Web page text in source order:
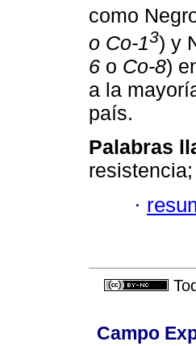
como
o Co-13) y
6 o Co-8)
a la
país.
Palabras
·
Campo